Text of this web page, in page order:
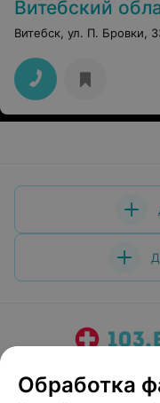
Витебский областной клинический
Витебск, ул. П. Бровки,
Медицинский
Обработка